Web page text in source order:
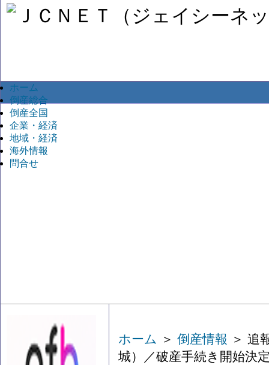
ホーム
倒産総合
倒産全国
企業・経済
地域・経済
海外情報
問合せ
ホーム ＞ 倒産情報 ＞ 追
城）／破産手続き開始決